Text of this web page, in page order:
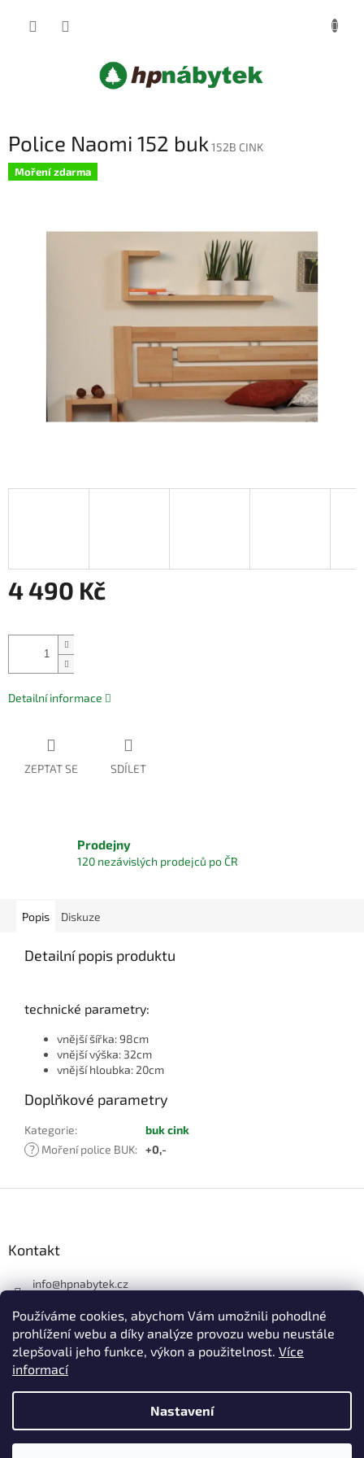
Používáme cookies, abychom Vám umožnili pohodlné
prohlížení webu a díky analýze provozu webu neustále
zlepšovali jeho funkce, výkon a použitelnost. Více
informací
Nastavení
Police Naomi 152 buk 152B CINK
Moření zdarma
4 490 Kč
cena:
Detailní informace
ZEPTAT SE SDÍLET
Prodejny
120 nezávislých prodejců po ČR
Popis Diskuze
Detailní popis produktu
technické parametry:
vnější šířka: 98cm
vnější výška: 32cm
vnější hloubka: 20cm
Doplňkové parametry
Kategorie:
buk cink
? Moření police BUK: +0,-
í
Kontakt
info@hpnabytek.cz
HP masiv nábytek
hpmasivnabytek
Vytvořil Shoptet